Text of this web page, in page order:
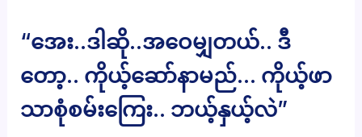
“အေး..ဒါဆို..အဝေမျှတယ်.. ဒီ
တော့.. ကိုယ့်ဆော်နာမည်… ကိုယ့်ဖာ
သာစုံစမ်းကြေး.. ဘယ့်နှယ့်လဲ”